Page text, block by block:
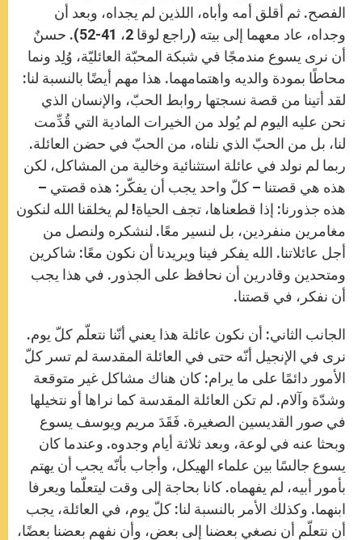
الفصح. ثم أقلق أمه وأباه، اللذين لم يجداه، وبعد أن
وجداه، عاد معهما إلى بيته (راجع لوقا 2، 41-52). حسنٌ
أن نرى يسوع مندمجًا في شبكة المحبّة العائليّة، وُلِد ونما
محاطًا بمودة والديه واهتمامهما. هذا مهم أيضًا بالنسبة لنا:
لقد أتينا من قصة نسجتها روابط الحبّ، والإنسان الذي
نحن عليه اليوم لم يُولد من الخيرات المادية التي قُدِّمت
لنا، بل من الحبّ الذي نلناه، من الحبّ في حضن العائلة.
ربما لم نولد في عائلة استثنائية وخالية من المشاكل، لكن
هذه هي قصتنا – كلّ واحد يجب أن يفكّر: هذه قصتي –
هذه جذورنا: إذا قطعناها، تجف الحياة! لم يخلقنا الله لنكون
مغامرين منفردين، بل لنسير معًا. لنشكره ولنصل من
أجل عائلاتنا. الله يفكر فينا ويريدنا أن نكون معًا: شاكرين
ومتحدين وقادرين أن نحافظ على الجذور. في هذا يجب
أن نفكر، في قصتنا.
الجانب الثاني: أن نكون عائلة هذا يعني أنّنا نتعلّم كلّ يوم.
نرى في الإنجيل أنّه حتى في العائلة المقدسة لم تسر كلّ
الأمور دائمًا على ما يرام: كان هناك مشاكل غير متوقعة
وشدّة وآلام. لم تكن العائلة المقدسة كما نراها أو نتخيلها
في صور القديسين الصغيرة. فَقَدَ مريم ويوسف يسوع
وبحثا عنه في لوعة، وبعد ثلاثة أيام وجدوه. وعندما كان
يسوع جالسًا بين علماء الهيكل، وأجاب بأنّه يجب أن يهتم
بأمور أبيه، لم يفهماه. كانا بحاجة إلى وقت ليتعلّما ويعرفا
ابنهما. وكذلك الأمر بالنسبة لنا: كلّ يوم، في العائلة، يجب
أن نتعلّم أن نصغي بعضنا إلى بعض، وأن نفهم بعضنا بعضًا،